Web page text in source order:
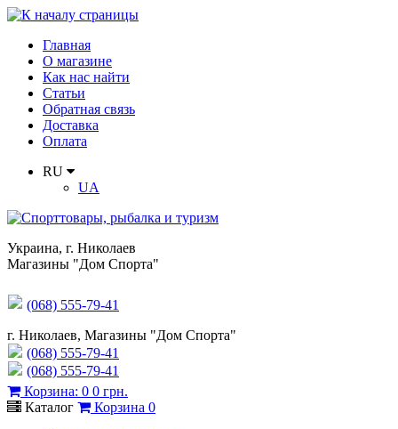
Главная
О магазине
Как нас найти
Статьи
Обратная связь
Доставка
Оплата
RU
UA
Украина, г. Николаев
Магазины "Дом Спорта"
(068) 555-79-41
г. Николаев, Магазины "Дом Спорта"
(068) 555-79-41
(068) 555-79-41
Корзина: 0 0 грн.
Каталог
Корзина 0